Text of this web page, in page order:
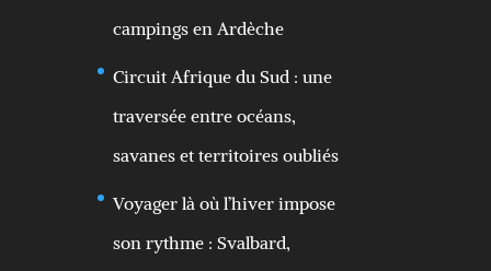
campings en Ardèche
Circuit Afrique du Sud : une
traversée entre océans,
savanes et territoires oubliés
Voyager là où l’hiver impose
son rythme : Svalbard,